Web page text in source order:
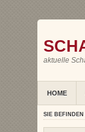
aktuelle
HOME
SIE